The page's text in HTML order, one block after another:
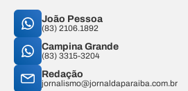
João Pessoa
(83) 2106.1892
Campina Grande
(83) 3315-3204
Redação
jornalismo@jornaldaparaiba.com.br